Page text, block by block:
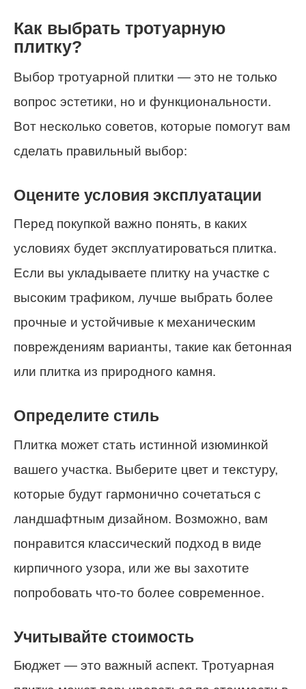
Как выбрать тротуарную
плитку?
Выбор тротуарной плитки — это не только
вопрос эстетики, но и функциональности.
Вот несколько советов, которые помогут вам
сделать правильный выбор:
Оцените условия эксплуатации
Перед покупкой важно понять, в каких
условиях будет эксплуатироваться плитка.
Если вы укладываете плитку на участке с
высоким трафиком, лучше выбрать более
прочные и устойчивые к механическим
повреждениям варианты, такие как бетонная
или плитка из природного камня.
Определите стиль
Плитка может стать истинной изюминкой
вашего участка. Выберите цвет и текстуру,
которые будут гармонично сочетаться с
ландшафтным дизайном. Возможно, вам
понравится классический подход в виде
кирпичного узора, или же вы захотите
попробовать что-то более современное.
Учитывайте стоимость
Бюджет — это важный аспект. Тротуарная